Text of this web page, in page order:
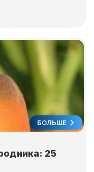
БОЛЬШЕ
25